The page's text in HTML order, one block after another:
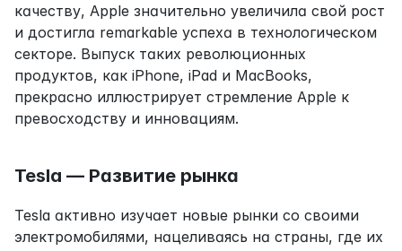
качеству, Apple значительно увеличила свой рост
и достигла remarkable успеха в технологическом
секторе. Выпуск таких революционных
продуктов, как iPhone, iPad и MacBooks,
прекрасно иллюстрирует стремление Apple к
превосходству и инновациям.
Tesla — Развитие рынка
Tesla активно изучает новые рынки со своими
электромобилями, нацеливаясь на страны, где их